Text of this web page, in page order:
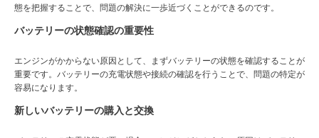
態を把握することで、問題の解決に一歩近づくことができるのです。
バッテリーの状態確認の重要性
エンジンがかからない原因として、まずバッテリーの状態を確認することが
重要です。バッテリーの充電状態や接続の確認を行うことで、問題の特定が
容易になります。
新しいバッテリーの購入と交換